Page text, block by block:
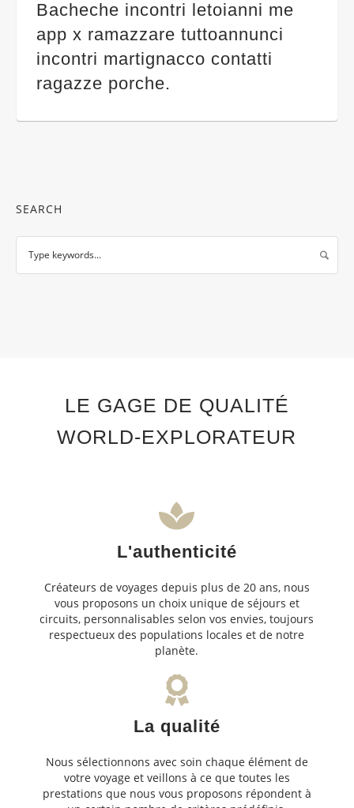
Bacheche incontri letoianni me
app x ramazzare tuttoannunci
incontri martignacco contatti
ragazze porche.
SEARCH
LE GAGE DE QUALITÉ
WORLD-EXPLORATEUR
L'authenticité
Créateurs de voyages depuis plus de 20 ans, nous
vous proposons un choix unique de séjours et
circuits, personnalisables selon vos envies, toujours
respectueux des populations locales et de notre
planète.
La qualité
Nous sélectionnons avec soin chaque élément de
votre voyage et veillons à ce que toutes les
prestations que nous vous proposons répondent à